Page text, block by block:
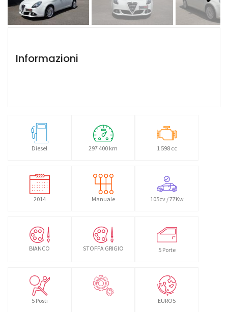
Next
Informazioni
Diesel 297 400 km 1 598 cc
2014 Manuale 105cv / 77Kw
BIANCO STOFFA GRIGIO 5 Porte
5 Posti EURO5